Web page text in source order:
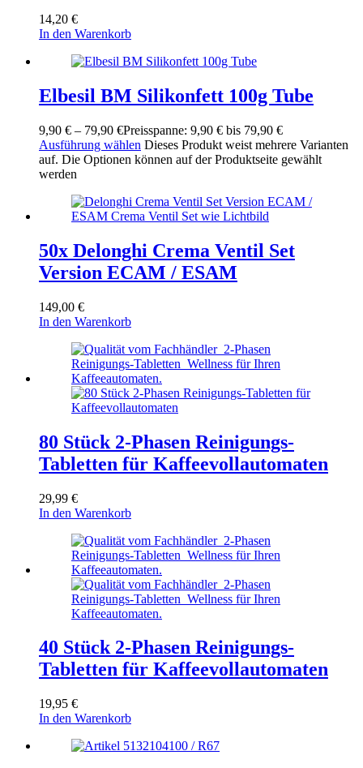
14,20 €
In den Warenkorb
Elbesil BM Silikonfett 100g Tube
9,90 € – 79,90 €Preisspanne: 9,90 € bis 79,90 €
Ausführung wählen Dieses Produkt weist mehrere Varianten
auf. Die Optionen können auf der Produktseite gewählt
werden
50x Delonghi Crema Ventil Set
Version ECAM / ESAM
149,00 €
In den Warenkorb
80 Stück 2-Phasen Reinigungs-
Tabletten für Kaffeevollautomaten
29,99 €
In den Warenkorb
40 Stück 2-Phasen Reinigungs-
Tabletten für Kaffeevollautomaten
19,95 €
In den Warenkorb